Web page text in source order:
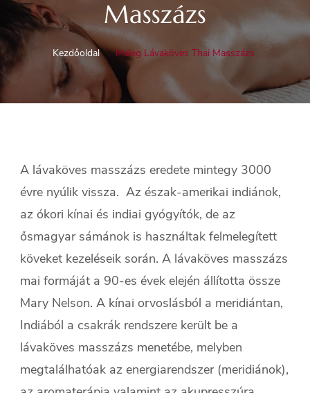
Masszázs
Kezdőoldal Meleg Lávaköves Thai Masszázs
A lávaköves masszázs eredete mintegy 3000
évre nyúlik vissza. Az észak-amerikai indiánok,
az ókori kínai és indiai gyógyítók, de az
ősmagyar sámánok is használtak felmelegített
köveket kezeléseik során. A lávaköves masszázs
mai formáját a 90-es évek elején állította össze
Mary Nelson. A kínai orvoslásból a meridiántan,
Indiából a csakrák rendszere került be a
lávaköves masszázs menetébe, melyben
megtalálhatóak az energiarendszer (meridiánok),